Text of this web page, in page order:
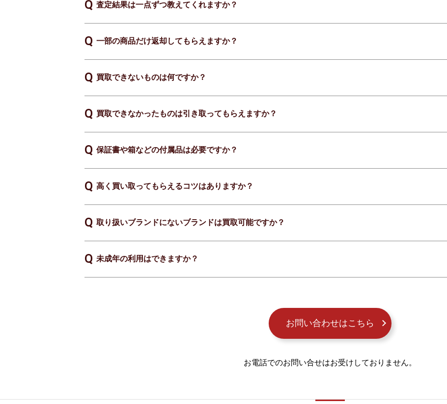
査定結果は一点ずつ教えてくれますか？
一部の商品だけ返却してもらえますか？
買取できないものは何ですか？
買取できなかったものは引き取ってもらえますか？
保証書や箱などの付属品は必要ですか？
高く買い取ってもらえるコツはありますか？
取り扱いブランドにないブランドは買取可能ですか？
未成年の利用はできますか？
お問い合わせはこちら
お電話でのお問い合せはお受けしておりません。